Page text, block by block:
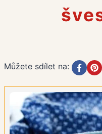
Můžete sdílet na: